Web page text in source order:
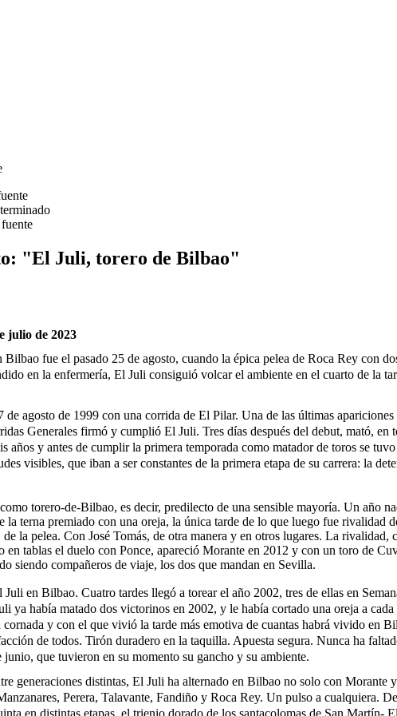
"El Juli, torero de Bilbao"
julio de 2023
fue el pasado 25 de agosto, cuando la épica pelea de Roca Rey con
en la enfermería, El Juli consiguió volcar el ambiente en el cuarto de la
agosto de 1999 con una corrida de El Pilar. Una de las últimas
Generales firmó y cumplió El Juli. Tres días después del debut, mató,
años y antes de cumplir la primera temporada como matador de toros se
visibles, que iban a ser constantes de la primera etapa de su carrera: la
torero-de-Bilbao, es decir, predilecto de una sensible mayoría. Un año
la terna premiado con una oreja, la única tarde de lo que luego fue
la pelea. Con José Tomás, de otra manera y en otros lugares. La
en tablas el duelo con Ponce, apareció Morante en 2012 y con un toro de
siendo compañeros de viaje, los dos que mandan en Sevilla.
en Bilbao. Cuatro tardes llegó a torear el año 2002, tres de ellas en
ya había matado dos victorinos en 2002, y le había cortado una oreja a
y con el que vivió la tarde más emotiva de cuantas habrá vivido en
de todos. Tirón duradero en la taquilla. Apuesta segura. Nunca ha
junio, que tuvieron en su momento su gancho y su ambiente.
generaciones distintas, El Juli ha alternado en Bilbao no solo con
Perera, Talavante, Fandiño y Roca Rey. Un pulso a cualquiera.
en distintas etapas, el trienio dorado de los santacolomas de San Martín-